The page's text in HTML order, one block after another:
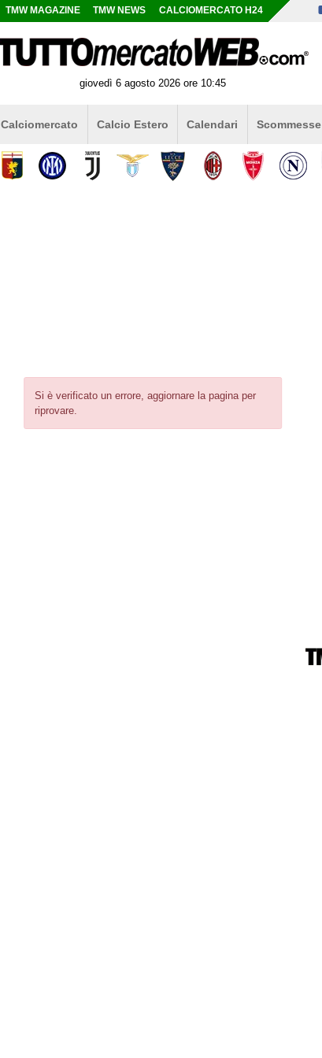
Si è verificato un errore, aggiornare la pagina per
riprovare.
TMW MAGAZINE TMW NEWS CALCIOMERCATO H24
giovedì 6 agosto 2026 ore 10:45
Calciomercato Calcio Estero Calendari Scommesse